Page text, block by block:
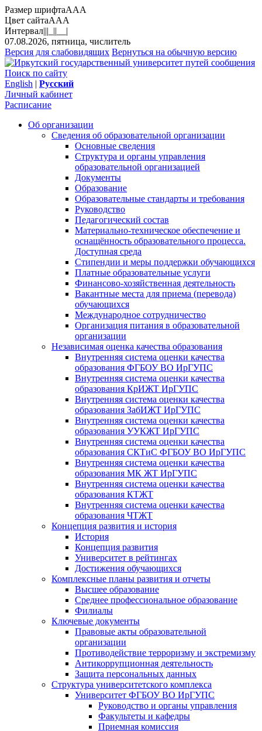
Размер шрифтаAAA
Цвет сайтаAAA
Интервал|||_||__|
07.08.2026, пятница, числитель
Версия для слабовидящих Вернуться на обычную версию
Поиск по сайту
English | Русский
Личный кабинет
Расписание
Об организации
Сведения об образовательной организации
Основные сведения
Структура и органы управления
образовательной организацией
Документы
Образование
Образовательные стандарты и требования
Руководство
Педагогический состав
Материально-техническое обеспечение и
оснащённость образовательного процесса.
Доступная среда
Стипендии и меры поддержки обучающихся
Платные образовательные услуги
Финансово-хозяйственная деятельность
Вакантные места для приема (перевода)
обучающихся
Международное сотрудничество
Организация питания в образовательной
организации
Независимая оценка качества образования
Внутренняя система оценки качества
образования ФГБОУ ВО ИрГУПС
Внутренняя система оценки качества
образования КрИЖТ ИрГУПС
Внутренняя система оценки качества
образования ЗабИЖТ ИрГУПС
Внутренняя система оценки качества
образования УУКЖТ ИрГУПС
Внутренняя система оценки качества
образования СКТиС ФГБОУ ВО ИрГУПС
Внутренняя система оценки качества
образования МК ЖТ ИрГУПС
Внутренняя система оценки качества
образования КТЖТ
Внутренняя система оценки качества
образования ЧТЖТ
Концепция развития и история
История
Концепция развития
Университет в рейтингах
Достижения обучающихся
Комплексные планы развития и отчеты
Высшее образование
Среднее профессиональное образование
Филиалы
Ключевые документы
Правовые акты образовательной
организации
Противодействие терроризму и экстремизму
Антикоррупционная деятельность
Защита персональных данных
Структура университетского комплекса
Университет ФГБОУ ВО ИрГУПС
Руководство и органы управления
Факультеты и кафедры
Приемная комиссия